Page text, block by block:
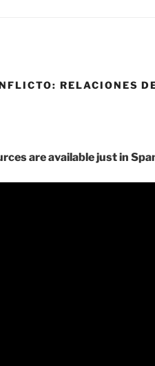
RELACIONES
are available just in